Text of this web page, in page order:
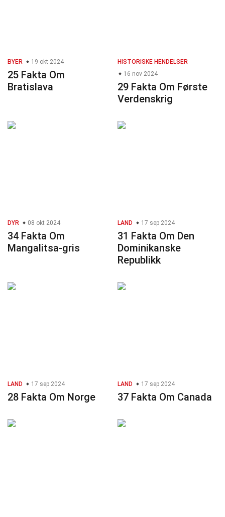
BYER 19 okt 2024
25 Fakta Om
Bratislava
HISTORISKE HENDELSER
16 nov 2024
29 Fakta Om Første
Verdenskrig
DYR 08 okt 2024
34 Fakta Om
Mangalitsa-gris
LAND 17 sep 2024
31 Fakta Om Den
Dominikanske
Republikk
LAND 17 sep 2024
28 Fakta Om Norge
LAND 17 sep 2024
37 Fakta Om Canada